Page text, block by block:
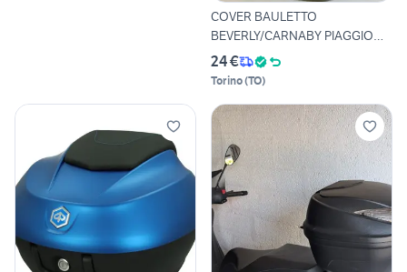
COVER BAULETTO
BEVERLY/CARNABY PIAGGIO
65440100F2
24 €
Torino(TO)